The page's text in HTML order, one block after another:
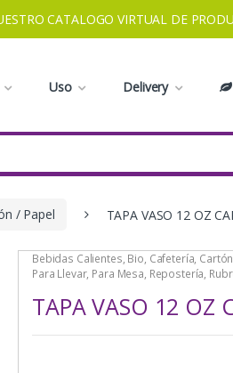
CATALOGO VIRTUAL DE
Uso Delivery
/ Papel TAPA VASO 12 OZ
Bebidas Calientes, Bio, Cafetería,
Para Llevar, Para Mesa, Repostería,
TAPA VASO 12 OZ